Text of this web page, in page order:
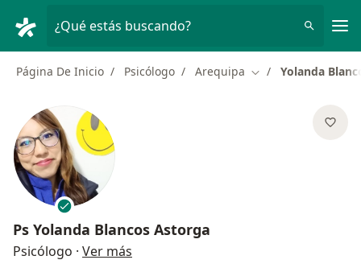
¿Qué estás buscando?
Página De Inicio Psicólogo Arequipa Cambiar de ciudad
Yolanda
Ps Yolanda Blancos Astorga
Psicólogo · Ver más